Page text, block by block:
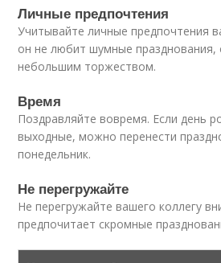
Личные предпочтения
Учитывайте личные предпочтения
он не любит шумные празднования,
небольшим торжеством.
Время
Поздравляйте вовремя. Если день
выходные, можно перенести
понедельник.
Не перегружайте
Не перегружайте вашего коллегу
предпочитает скромные